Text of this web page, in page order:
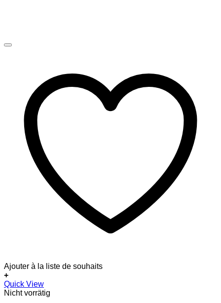
Ajouter à la liste de souhaits
+
Dieses
Produkt
Quick View
Nicht vorrätig